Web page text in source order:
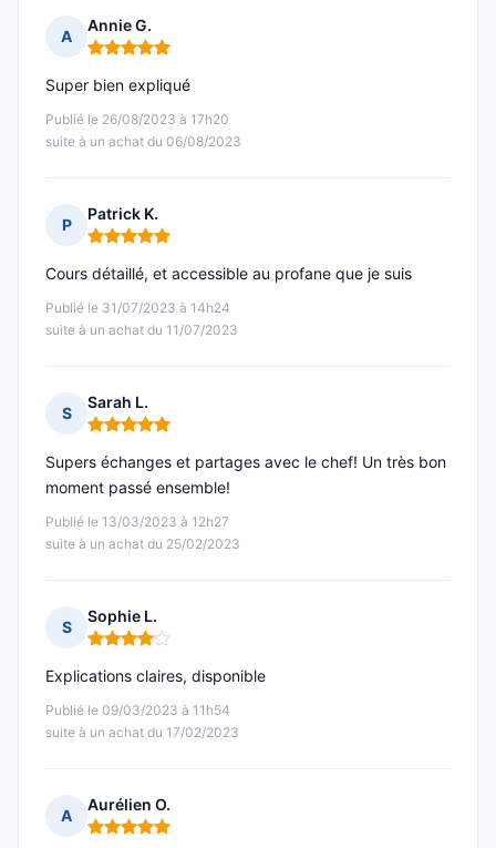
A
Annie G.
Note : 5 sur 5
Publié le 26/08/2023 à 17h20
suite à un achat du 06/08/2023
Super bien expliqué
P
Patrick K.
Note : 5 sur 5
Publié le 31/07/2023 à 14h24
suite à un achat du 11/07/2023
Cours détaillé, et accessible au profane que je suis
S
Sarah L.
Note : 5 sur 5
Publié le 13/03/2023 à 12h27
suite à un achat du 25/02/2023
Supers échanges et partages avec le chef! Un très bon
moment passé ensemble!
S
Sophie L.
Note : 4 sur 5
Publié le 09/03/2023 à 11h54
suite à un achat du 17/02/2023
Explications claires, disponible
A
Aurélien O.
Note : 5 sur 5